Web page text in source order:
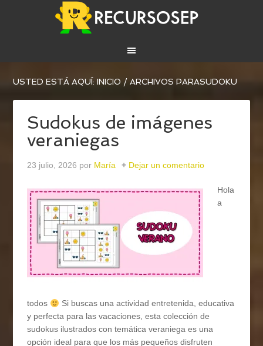
USTED ESTÁ AQUÍ:INICIO / ARCHIVOS PARASUDOKU
Sudokus de imágenes
veraniegas
23 julio, 2026 por María Dejar un comentario
Hola
a
todos
Si buscas una actividad entretenida, educativa
y perfecta para las vacaciones, esta colección de
sudokus ilustrados con temática veraniega es una
opción ideal para que los más pequeños disfruten